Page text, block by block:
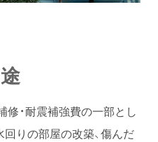
・耐震補強費の一部とし
りの部屋の改築、傷んだ